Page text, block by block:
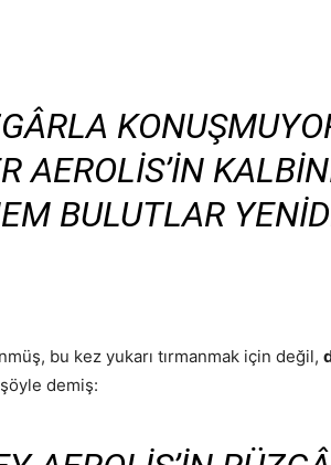
AEROLIS’IN
BULUTLAR
bu kez yukarı tırmanmak için değil,
demiş: